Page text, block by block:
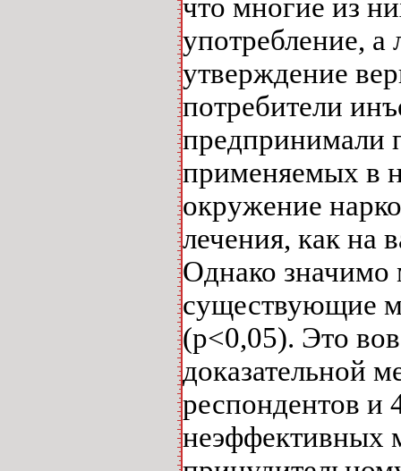
что многие из
употребление,
утверждение
потребители
предпринимали
применяемых в
окружение
лечения, как на
Однако
существующие
(p<0,05). Это
доказательной
респондентов и
неэффективных